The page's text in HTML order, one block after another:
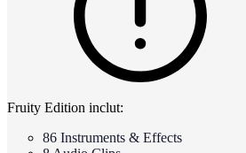
Fruity Edition inclut:
86 Instruments & Effects